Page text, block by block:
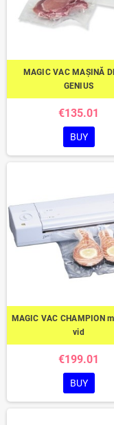
MAGIC VAC MAȘINĂ
GENIUS
€135.01
BUY
MAGIC VAC CHAMPION
vid
€199.01
BUY